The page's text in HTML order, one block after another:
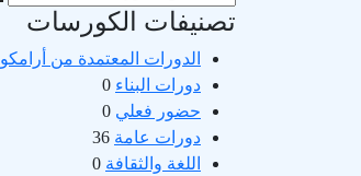
for:
تصنيفات الكورسات
الدورات المعتمدة من أرامكو
دورات البناء 0
حضور فعلي 0
دورات عامة 36
اللغة والثقافة 0